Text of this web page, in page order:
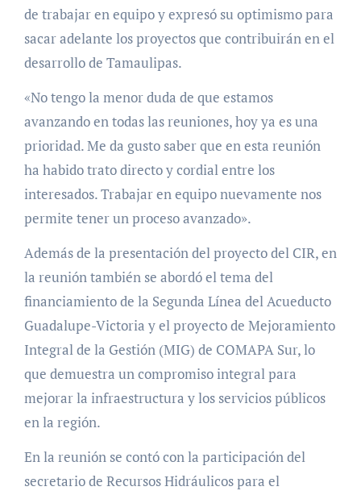
de trabajar en equipo y expresó su optimismo para
sacar adelante los proyectos que contribuirán en el
desarrollo de Tamaulipas.
«No tengo la menor duda de que estamos
avanzando en todas las reuniones, hoy ya es una
prioridad. Me da gusto saber que en esta reunión
ha habido trato directo y cordial entre los
interesados. Trabajar en equipo nuevamente nos
permite tener un proceso avanzado».
Además de la presentación del proyecto del CIR, en
la reunión también se abordó el tema del
financiamiento de la Segunda Línea del Acueducto
Guadalupe-Victoria y el proyecto de Mejoramiento
Integral de la Gestión (MIG) de COMAPA Sur, lo
que demuestra un compromiso integral para
mejorar la infraestructura y los servicios públicos
en la región.
En la reunión se contó con la participación del
secretario de Recursos Hidráulicos para el